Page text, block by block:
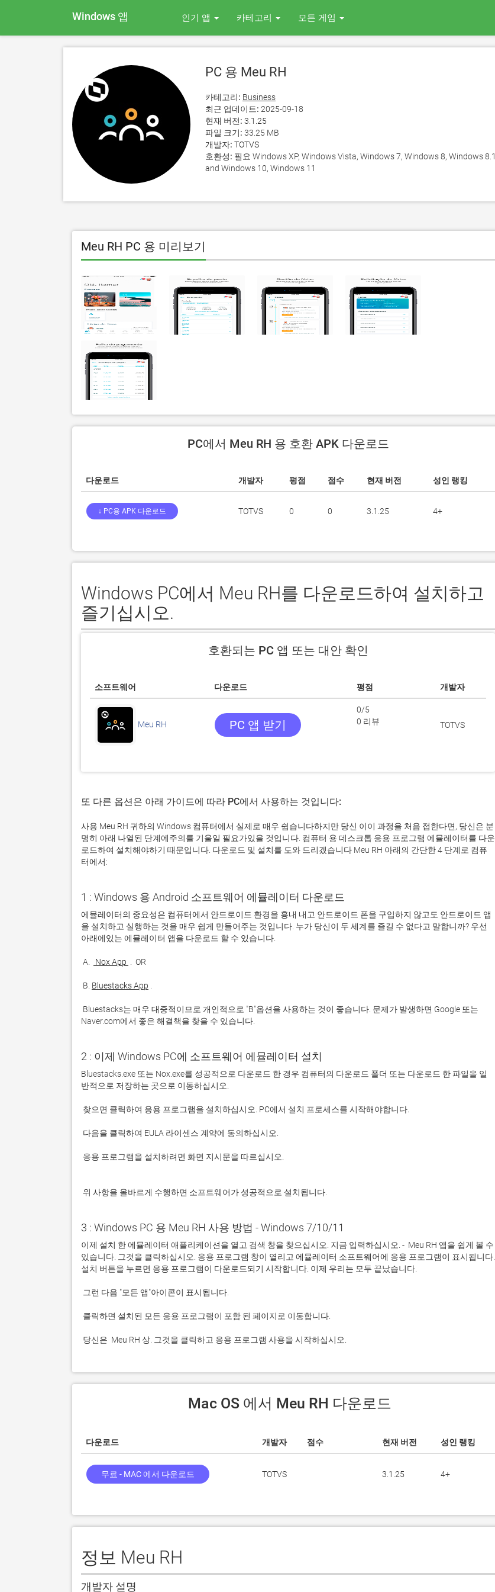
Windows 앱 인기 앱 카테고리 모든 게임
PC 용 Meu RH
카테고리: Business
최근 업데이트: 2025-09-18
현재 버전: 3.1.25
파일 크기: 33.25 MB
개발자: TOTVS
호환성: 필요 Windows XP, Windows Vista, Windows 7, Windows 8, Windows 8.1
and Windows 10, Windows 11
Meu RH PC 용 미리보기
PC에서 Meu RH 용 호환 APK 다운로드
다운로드 개발자 평점 점수 현재 버전 성인 랭킹
↓ PC용 APK 다운로드 TOTVS 0 0 3.1.25 4+
Windows PC에서 Meu RH를 다운로드하여 설치하고
즐기십시오.
호환되는 PC 앱 또는 대안 확인
소프트웨어 다운로드 평점 개발자
Meu RH PC 앱 받기
0/5
0 리뷰
TOTVS
또 다른 옵션은 아래 가이드에 따라 PC에서 사용하는 것입니다:
사용 Meu RH 귀하의 Windows 컴퓨터에서 실제로 매우 쉽습니다하지만 당신 이이 과정을 처음 접한다면, 당신은 분
명히 아래 나열된 단계에주의를 기울일 필요가있을 것입니다. 컴퓨터 용 데스크톱 응용 프로그램 에뮬레이터를 다운
로드하여 설치해야하기 때문입니다. 다운로드 및 설치를 도와 드리겠습니다 Meu RH 아래의 간단한 4 단계로 컴퓨
터에서:
1 : Windows 용 Android 소프트웨어 에뮬레이터 다운로드
에뮬레이터의 중요성은 컴퓨터에서 안드로이드 환경을 흉내 내고 안드로이드 폰을 구입하지 않고도 안드로이드 앱
을 설치하고 실행하는 것을 매우 쉽게 만들어주는 것입니다. 누가 당신이 두 세계를 즐길 수 없다고 말합니까? 우선
A. Nox App
B. Bluestacks App
Naver.com에서 좋은 해결책을 찾을 수 있습니다.
2 : 이제 Windows PC에 소프트웨어 에뮬레이터 설치
Bluestacks.exe 또는 Nox.exe를 성공적으로 다운로드 한 경우 컴퓨터의 다운로드 폴더 또는 다운로드 한 파일을 일
위 사항을 올바르게 수행하면 소프트웨어가 성공적으로 설치됩니다.
3 : Windows PC 용 Meu RH 사용 방법 - Windows 7/10/11
이제 설치 한 에뮬레이터 애플리케이션을 열고 검색 창을 찾으십시오. 지금 입력하십시오. -  Meu RH 앱을 쉽게 볼 수
있습니다. 그것을 클릭하십시오. 응용 프로그램 창이 열리고 에뮬레이터 소프트웨어에 응용 프로그램이 표시됩니다.
당신은  Meu RH 상. 그것을 클릭하고 응용 프로그램 사용을 시작하십시오.
Mac OS 에서 Meu RH 다운로드
다운로드 개발자 점수 현재 버전 성인 랭킹
무료 - MAC 에서 다운로드 TOTVS 3.1.25 4+
정보 Meu RH
개발자 설명